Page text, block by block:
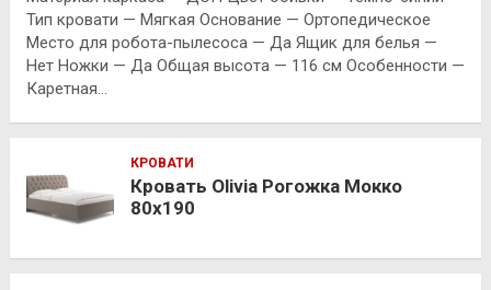
Тип кровати — Мягкая Основание — Ортопедическое
Место для робота-пылесоса — Да Ящик для белья —
Нет Ножки — Да Общая высота — 116 см Особенности —
Каретная…
КРОВАТИ
Кровать Olivia Рогожка Мокко
80х190